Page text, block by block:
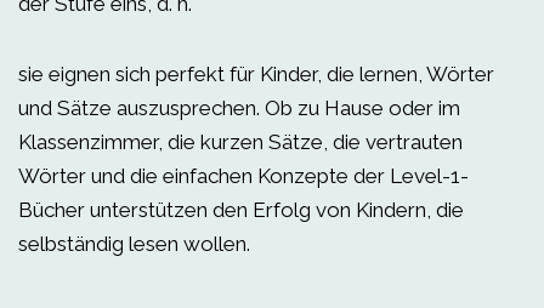
sie eignen sich perfekt für Kinder, die lernen, Wörter
und Sätze auszusprechen. Ob zu Hause oder im
Klassenzimmer, die kurzen Sätze, die vertrauten
Wörter und die einfachen Konzepte der Level-1-
Bücher unterstützen den Erfolg von Kindern, die
selbständig lesen wollen.